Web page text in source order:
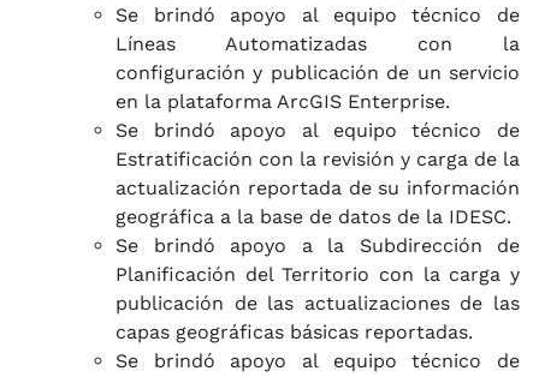
Se brindó apoyo al equipo técnico de
Líneas Automatizadas con la
configuración y publicación de un servicio
en la plataforma ArcGIS Enterprise.
Se brindó apoyo al equipo técnico de
Estratificación con la revisión y carga de la
actualización reportada de su información
geográfica a la base de datos de la IDESC.
Se brindó apoyo a la Subdirección de
Planificación del Territorio con la carga y
publicación de las actualizaciones de las
capas geográficas básicas reportadas.
Se brindó apoyo al equipo técnico de